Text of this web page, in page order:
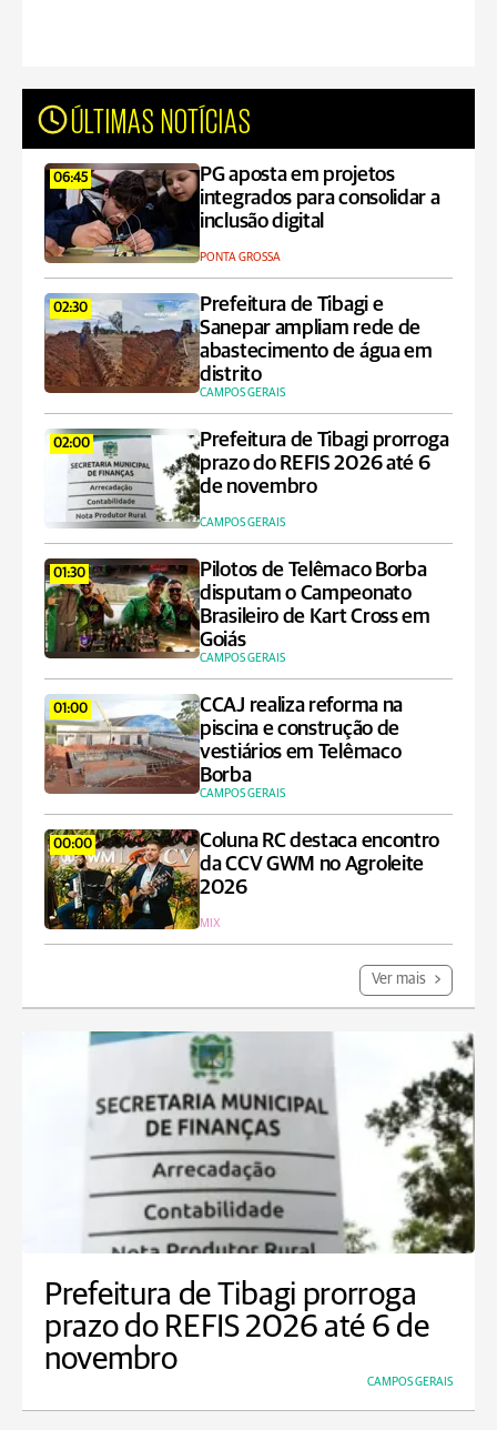
ÚLTIMAS NOTÍCIAS
06:45
PG aposta em projetos
integrados para consolidar a
inclusão digital
PONTA GROSSA
02:30
Prefeitura de Tibagi e
Sanepar ampliam rede de
abastecimento de água em
distrito
CAMPOS GERAIS
02:00
Prefeitura de Tibagi prorroga
prazo do REFIS 2026 até 6
de novembro
CAMPOS GERAIS
01:30
Pilotos de Telêmaco Borba
disputam o Campeonato
Brasileiro de Kart Cross em
Goiás
CAMPOS GERAIS
01:00
CCAJ realiza reforma na
piscina e construção de
vestiários em Telêmaco
Borba
CAMPOS GERAIS
00:00
Coluna RC destaca encontro
da CCV GWM no Agroleite
2026
MIX
Ver mais
Prefeitura de Tibagi prorroga
prazo do REFIS 2026 até 6 de
novembro
CAMPOS GERAIS